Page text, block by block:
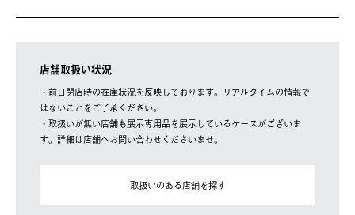
店舗取扱い状況
・前日閉店時の在庫状況を反映しております。リアルタイムの情報で
はないことをご了承ください。
・取扱いが無い店舗も展示専用品を展示しているケースがございま
す。詳細は店舗へお問い合わせくださいませ。
取扱いのある店舗を探す